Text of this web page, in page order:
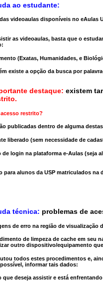
ao estudante:
videoaulas disponíveis no eAulas
as videoaulas, basta que o
(Exatas, Humanidades, e
existe a opção da busca por
destaque: existem
.
restrito?
publicadas dentro de alguma
liberado (sem necessidade de
de login na plataforma e-Aulas (seja
para alunos da USP matriculados na
técnica: problemas de
de erro na região de
de limpeza de cache em seu
outro dispositivo/equipamento
todos estes procedimentos e,
informar tais dados:
que deseja assistir e está